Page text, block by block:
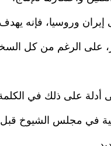
إيران وروسيا، فإنه
على الرغم من كل
أدلة على ذلك في
في مجلس الشيوخ